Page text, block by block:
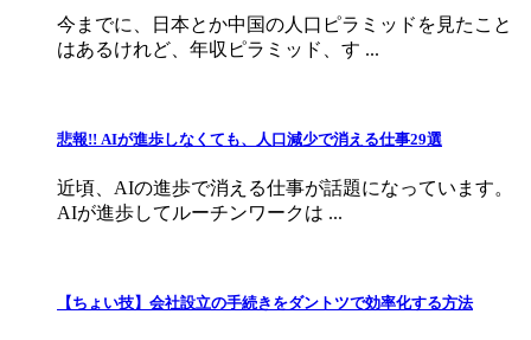
今までに、日本とか中国の人口ピラミッドを見たこと
はあるけれど、年収ピラミッド、す ...
悲報!! AIが進歩しなくても、人口減少で消える仕事29選
近頃、AIの進歩で消える仕事が話題になっています。
AIが進歩してルーチンワークは ...
【ちょい技】会社設立の手続きをダントツで効率化する方法